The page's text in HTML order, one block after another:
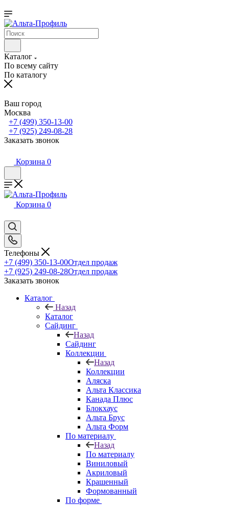
Каталог
По всему сайту
По каталогу
Ваш город
Москва
+7 (499) 350-13-00
+7 (925) 249-08-28
Заказать звонок
Корзина 0
Корзина 0
Телефоны
+7 (499) 350-13-00Отдел продаж
+7 (925) 249-08-28Отдел продаж
Заказать звонок
Каталог
Назад
Каталог
Сайдинг
Назад
Сайдинг
Коллекции
Назад
Коллекции
Аляска
Альта Классика
Канада Плюс
Блокхаус
Альта Брус
Альта Форм
По материалу
Назад
По материалу
Виниловый
Акриловый
Крашенный
Формованный
По форме